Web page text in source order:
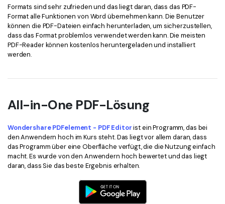
Formats sind sehr zufrieden und das liegt daran, dass das PDF-
Format alle Funktionen von Word übernehmen kann. Die Benutzer
können die PDF-Dateien einfach herunterladen, um sicherzustellen,
dass das Format problemlos verwendet werden kann. Die meisten
PDF-Reader können kostenlos heruntergeladen und installiert
werden.
All-in-One PDF-Lösung
Wondershare PDFelement - PDF Editorist ein Programm, das bei
den Anwendern hoch im Kurs steht. Das liegt vor allem daran, dass
das Programm über eine Oberfläche verfügt, die die Nutzung einfach
macht. Es wurde von den Anwendern hoch bewertet und das liegt
daran, dass Sie das beste Ergebnis erhalten.